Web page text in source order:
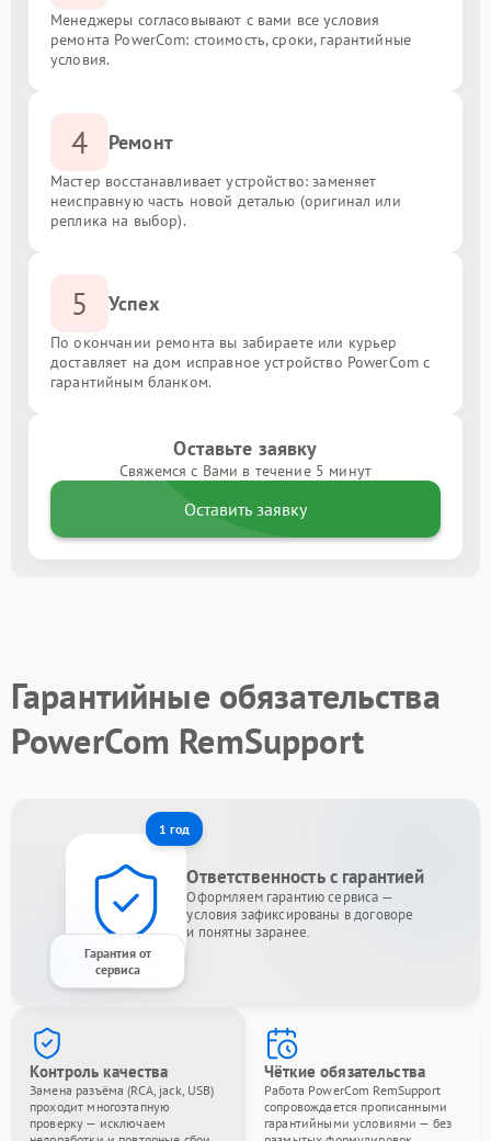
Менеджеры согласовывают с вами все условия
ремонта PowerCom: стоимость, сроки, гарантийные
условия.
4 Ремонт
Мастер восстанавливает устройство: заменяет
неисправную часть новой деталью (оригинал или
реплика на выбор).
5 Успех
По окончании ремонта вы забираете или курьер
доставляет на дом исправное устройство PowerCom с
гарантийным бланком.
Оставьте заявку
Свяжемся с Вами в течение 5 минут
Оставить заявку
Гарантийные обязательства
PowerCom RemSupport
1 год
Гарантия от
сервиса
Ответственность с гарантией
Оформляем гарантию сервиса —
условия зафиксированы в договоре
и понятны заранее.
Контроль качества
Замена разъёма (RCA, jack, USB)
проходит многоэтапную
проверку — исключаем
Чёткие обязательства
Работа PowerCom RemSupport
сопровождается прописанными
гарантийными условиями — без